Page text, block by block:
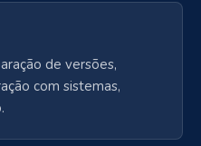
de versões,
com sistemas,